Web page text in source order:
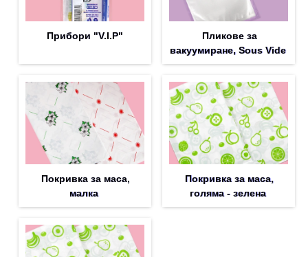
Прибори "V.I.P"
Пликове за
вакуумиране, Sous Vide
Покривка за маса,
малка
Покривка за маса,
голяма - зелена